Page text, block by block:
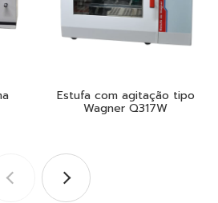
Estufa com agitação tipo
Wagner Q317W